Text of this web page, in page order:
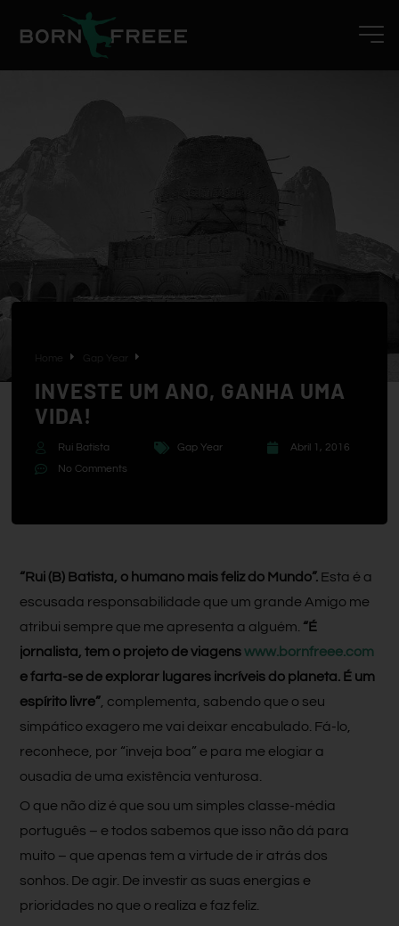
INVESTE UM ANO, GANHA UMA
VIDA!
Rui Batista Gap Year
Abril 1, 2016
No Comments
“Rui (B) Batista, o humano mais feliz do Mundo”. Esta é a
escusada responsabilidade que um grande Amigo me
atribui sempre que me apresenta a alguém. “É
jornalista, tem o projeto de viagenswww.bornfreee.com
e farta-se de explorar lugares incríveis do planeta. É um
espírito livre” , complementa, sabendo que o seu
simpático exagero me vai deixar encabulado. Fá-lo,
reconhece, por “inveja boa” e para me elogiar a
ousadia de uma existência venturosa.
O que não diz é que sou um simples classe-média
português – e todos sabemos que isso não dá para
muito – que apenas tem a virtude de ir atrás dos
sonhos. De agir. De investir as suas energias e
prioridades no que o realiza e faz feliz.